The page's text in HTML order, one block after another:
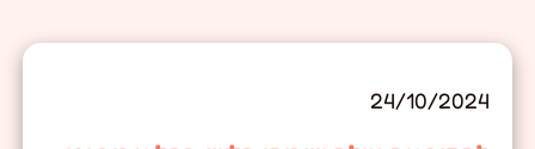
24/10/2024